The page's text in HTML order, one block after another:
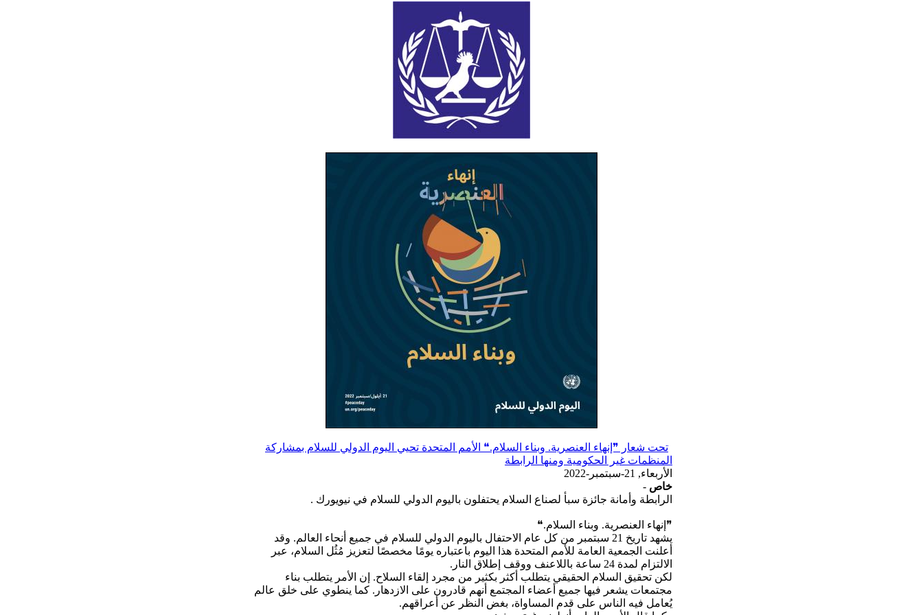
تحت شعار ❞إنهاء العنصرية. وبناء السلام.❝ الأمم المتحدة تحيي اليوم الدولي للسلام بمشاركة
المنظمات غير الحكومية ومنها الرابطة
الأربعاء, 21-سبتمبر-2022
خاص -
الرابطة وأمانة جائزة سبأ لصناع السلام يحتفلون باليوم الدولي للسلام في نيويورك .
❞إنهاء العنصرية. وبناء السلام.❝
يشهد تاريخ 21 سبتمبر من كل عام الاحتفال باليوم الدولي للسلام في جميع أنحاء العالم. وقد
أعلنت الجمعية العامة للأمم المتحدة هذا اليوم باعتباره يومًا مخصصًا لتعزيز مُثُل السلام، عبر
الالتزام لمدة 24 ساعة باللاعنف ووقف إطلاق النار.
لكن تحقيق السلام الحقيقي يتطلب أكثر بكثير من مجرد إلقاء السلاح. إن الأمر يتطلب بناء
مجتمعات يشعر فيها جميع أعضاء المجتمع أنهم قادرون على الازدهار. كما ينطوي على خلق عالم
يُعامل فيه الناس على قدم المساواة، بغض النظر عن أعراقهم.